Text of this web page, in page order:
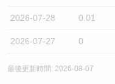
2026-07-28 0.01
2026-07-27 0
最後更新時間: 2026-08-07